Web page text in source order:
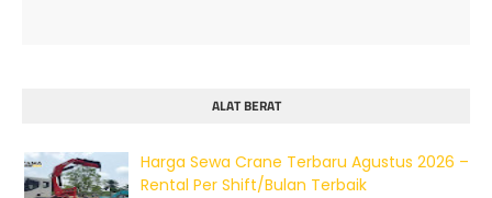
ALAT BERAT
Harga Sewa Crane Terbaru Agustus 2026 –
Rental Per Shift/Bulan Terbaik